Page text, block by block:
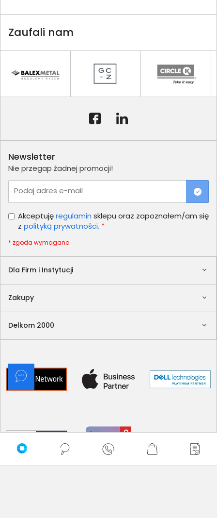
Zaufali nam
Dla Firm i Instytucji
Zakupy
Delkom 2000
Newsletter
Nie przegap żadnej promocji!
Podaj adres e-mail
Akceptujęregulamin sklepu oraz zapoznałem/am się
z polityką prywatności. *
* zgoda wymagana